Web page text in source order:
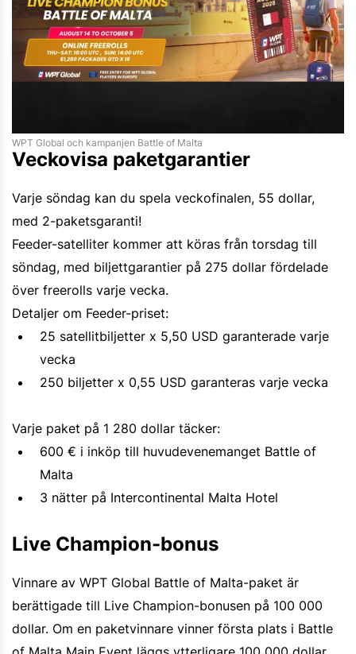
WPT Global och kampanjen Battle of Malta
Veckovisa paketgarantier
Varje söndag kan du spela veckofinalen, 55 dollar,
med 2-paketsgaranti!
Feeder-satelliter kommer att köras från torsdag till
söndag, med biljettgarantier på 275 dollar fördelade
över freerolls varje vecka.
Detaljer om Feeder-priset:
25 satellitbiljetter x 5,50 USD garanterade varje
vecka
250 biljetter x 0,55 USD garanteras varje vecka
Varje paket på 1 280 dollar täcker:
600 € i inköp till huvudevenemanget Battle of
Malta
3 nätter på Intercontinental Malta Hotel
Live Champion-bonus
Vinnare av WPT Global Battle of Malta-paket är
berättigade till Live Champion-bonusen på 100 000
dollar. Om en paketvinnare vinner första plats i Battle